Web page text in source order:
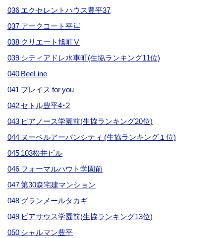
036 エクセレントハウス豊平37
037 アークコート平岸
038 クリエート旭町Ⅴ
039 シティアドレ水車町(生協ランキング11位)
040 BeeLine
041 プレイス for you
042 セトル豊平4・2
043 ピアノース学園前(生協ランキング20位)
044 ヌーベルアーバンシティ (生協ランキング１位)
045 103松井ビル
046 フォーマルハウト学園前
047 第30森宅建マンション
048 グランメールタカギ
049 ピアサウス学園前(生協ランキング13位)
050 シャルマン豊平